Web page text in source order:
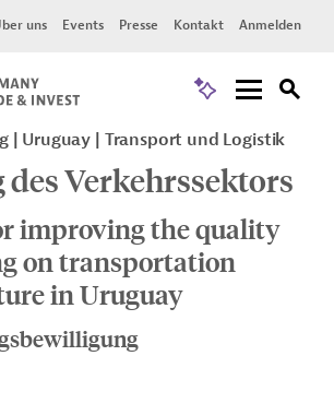
uns Events Presse Kontakt Anmelden
Uruguay Transport und Logistik
des Verkehrssektors
improving the quality
on transportation
in Uruguay